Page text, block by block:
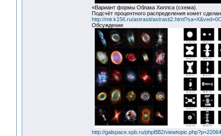
«Вариант формы Облака Хиллса (схема).
Подсчёт процентного распределения комет
http://mir.k156.ru/astrasti/
Обсуждение
http://galspace.spb.ru/phpBB2/